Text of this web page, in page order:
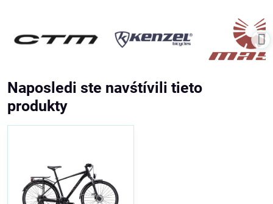
Naposledi ste navśtívili tieto
produkty